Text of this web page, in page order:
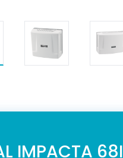
IMPACTA 68I